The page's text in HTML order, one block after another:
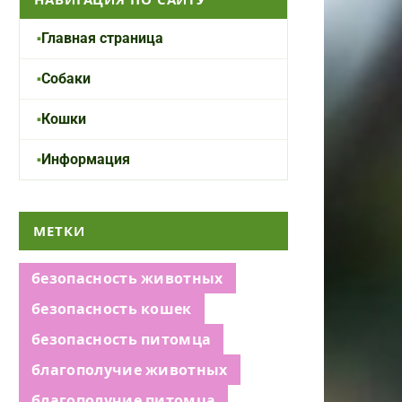
Главная страница
Собаки
Кошки
Информация
МЕТКИ
безопасность животных
безопасность кошек
безопасность питомца
благополучие животных